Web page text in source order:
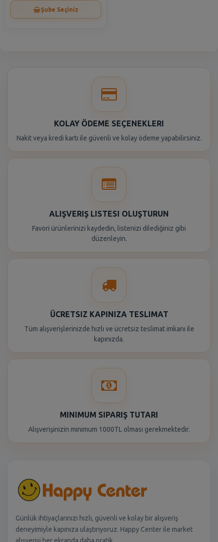
Şube Seçiniz
KOLAY ÖDEME SEÇENEKLERI
Nakit veya kredi kartı ile güvenli ve kolay ödeme yapabilirsiniz.
ALIŞVERIŞ LISTESI OLUŞTURUN
Favori ürünlerinizi kaydedin, listenizi dilediğiniz gibi
düzenleyin.
ÜCRETSIZ KAPINIZA TESLIMAT
Tüm alışverişlerinizde hızlı ve ücretsiz teslimat imkanı ile
kapınızda.
MINIMUM SIPARIŞ TUTARI
Alışverişinizin minimum 1000TL olması gerekmektedir.
Günlük ihtiyaçlarınızı hızlı, güvenli ve kolay bir alışveriş
deneyimiyle kapınıza ulaştırıyoruz. Happy Center ile market